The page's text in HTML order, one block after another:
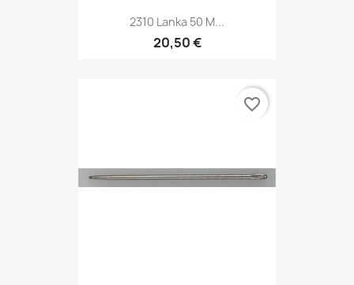
2310 Lanka 50 M...
20,50 €
favorite_border